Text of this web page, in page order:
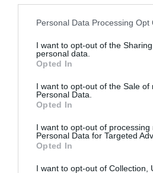
Please note that this website/app
not limited to your visit or usage
grant or deny consent to Google
use your data for below specified
consent section.
Personal Data Processing Opt
I want to opt-out of the
personal data.
Opted In
I want to opt-out of the Sale of
Personal Data.
Opted In
I want to opt-out of processing
Personal Data for Targeted
Opted In
I want to opt-out of Collection,
egri Depresso vezetői, a napokban
életben lévő korlátozások ellenére
ÍGY ÁLLÍTANÁ MEG A
2021. február 02
Mindenki ügye
Javaslatcsomagot állított össze a
Egyesület (MGE), amit több
többek között aláírt a Magyar
elnöke, Kovács Lászl...